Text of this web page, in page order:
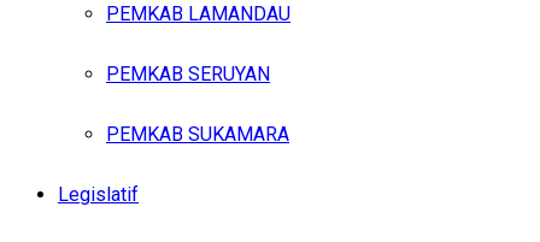
PEMKAB LAMANDAU
PEMKAB SERUYAN
PEMKAB SUKAMARA
Legislatif